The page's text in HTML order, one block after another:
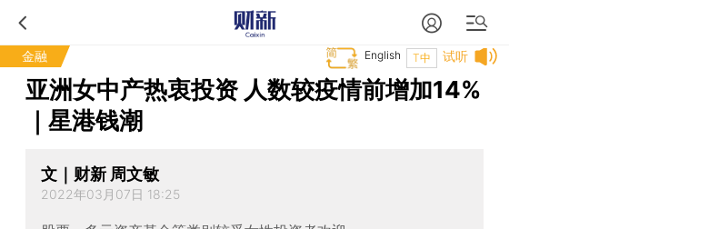
金融 试听
T中
English
亚洲女中产热衷投资 人数较疫情前增加14%
｜星港钱潮
文｜财新 周文敏
2022年03月07日 18:25